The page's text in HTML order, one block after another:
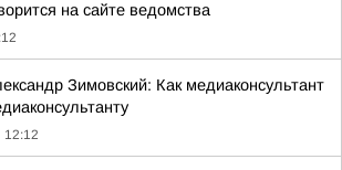
на сайте ведомства
Зимовский: Как медиаконсультант
12:12